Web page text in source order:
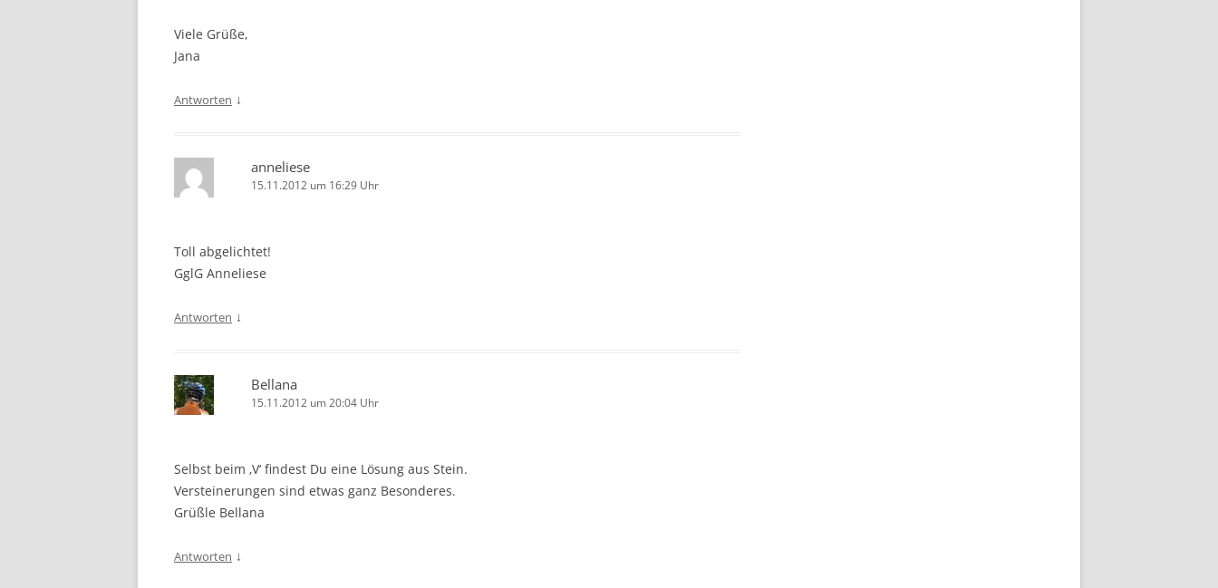
Viele Grüße,
Jana
Antworten ↓
anneliese
15.11.2012 um 16:29 Uhr
Toll abgelichtet!
GglG Anneliese
Antworten ↓
Bellana
15.11.2012 um 20:04 Uhr
Selbst beim ‚V‘ findest Du eine Lösung aus Stein.
Versteinerungen sind etwas ganz Besonderes.
Grüßle Bellana
Antworten ↓